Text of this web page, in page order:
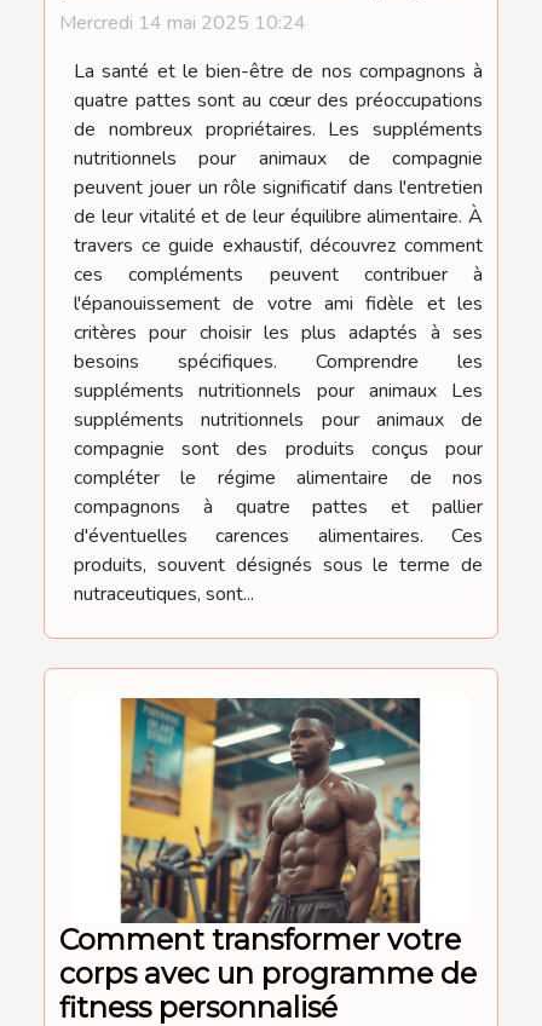
Mercredi 14 mai 2025 10:24
La santé et le bien-être de nos compagnons à
quatre pattes sont au cœur des préoccupations
de nombreux propriétaires. Les suppléments
nutritionnels pour animaux de compagnie
peuvent jouer un rôle significatif dans l'entretien
de leur vitalité et de leur équilibre alimentaire. À
travers ce guide exhaustif, découvrez comment
ces compléments peuvent contribuer à
l'épanouissement de votre ami fidèle et les
critères pour choisir les plus adaptés à ses
besoins spécifiques. Comprendre les
suppléments nutritionnels pour animaux Les
suppléments nutritionnels pour animaux de
compagnie sont des produits conçus pour
compléter le régime alimentaire de nos
compagnons à quatre pattes et pallier
d'éventuelles carences alimentaires. Ces
produits, souvent désignés sous le terme de
nutraceutiques, sont...
Comment transformer votre
corps avec un programme de
fitness personnalisé